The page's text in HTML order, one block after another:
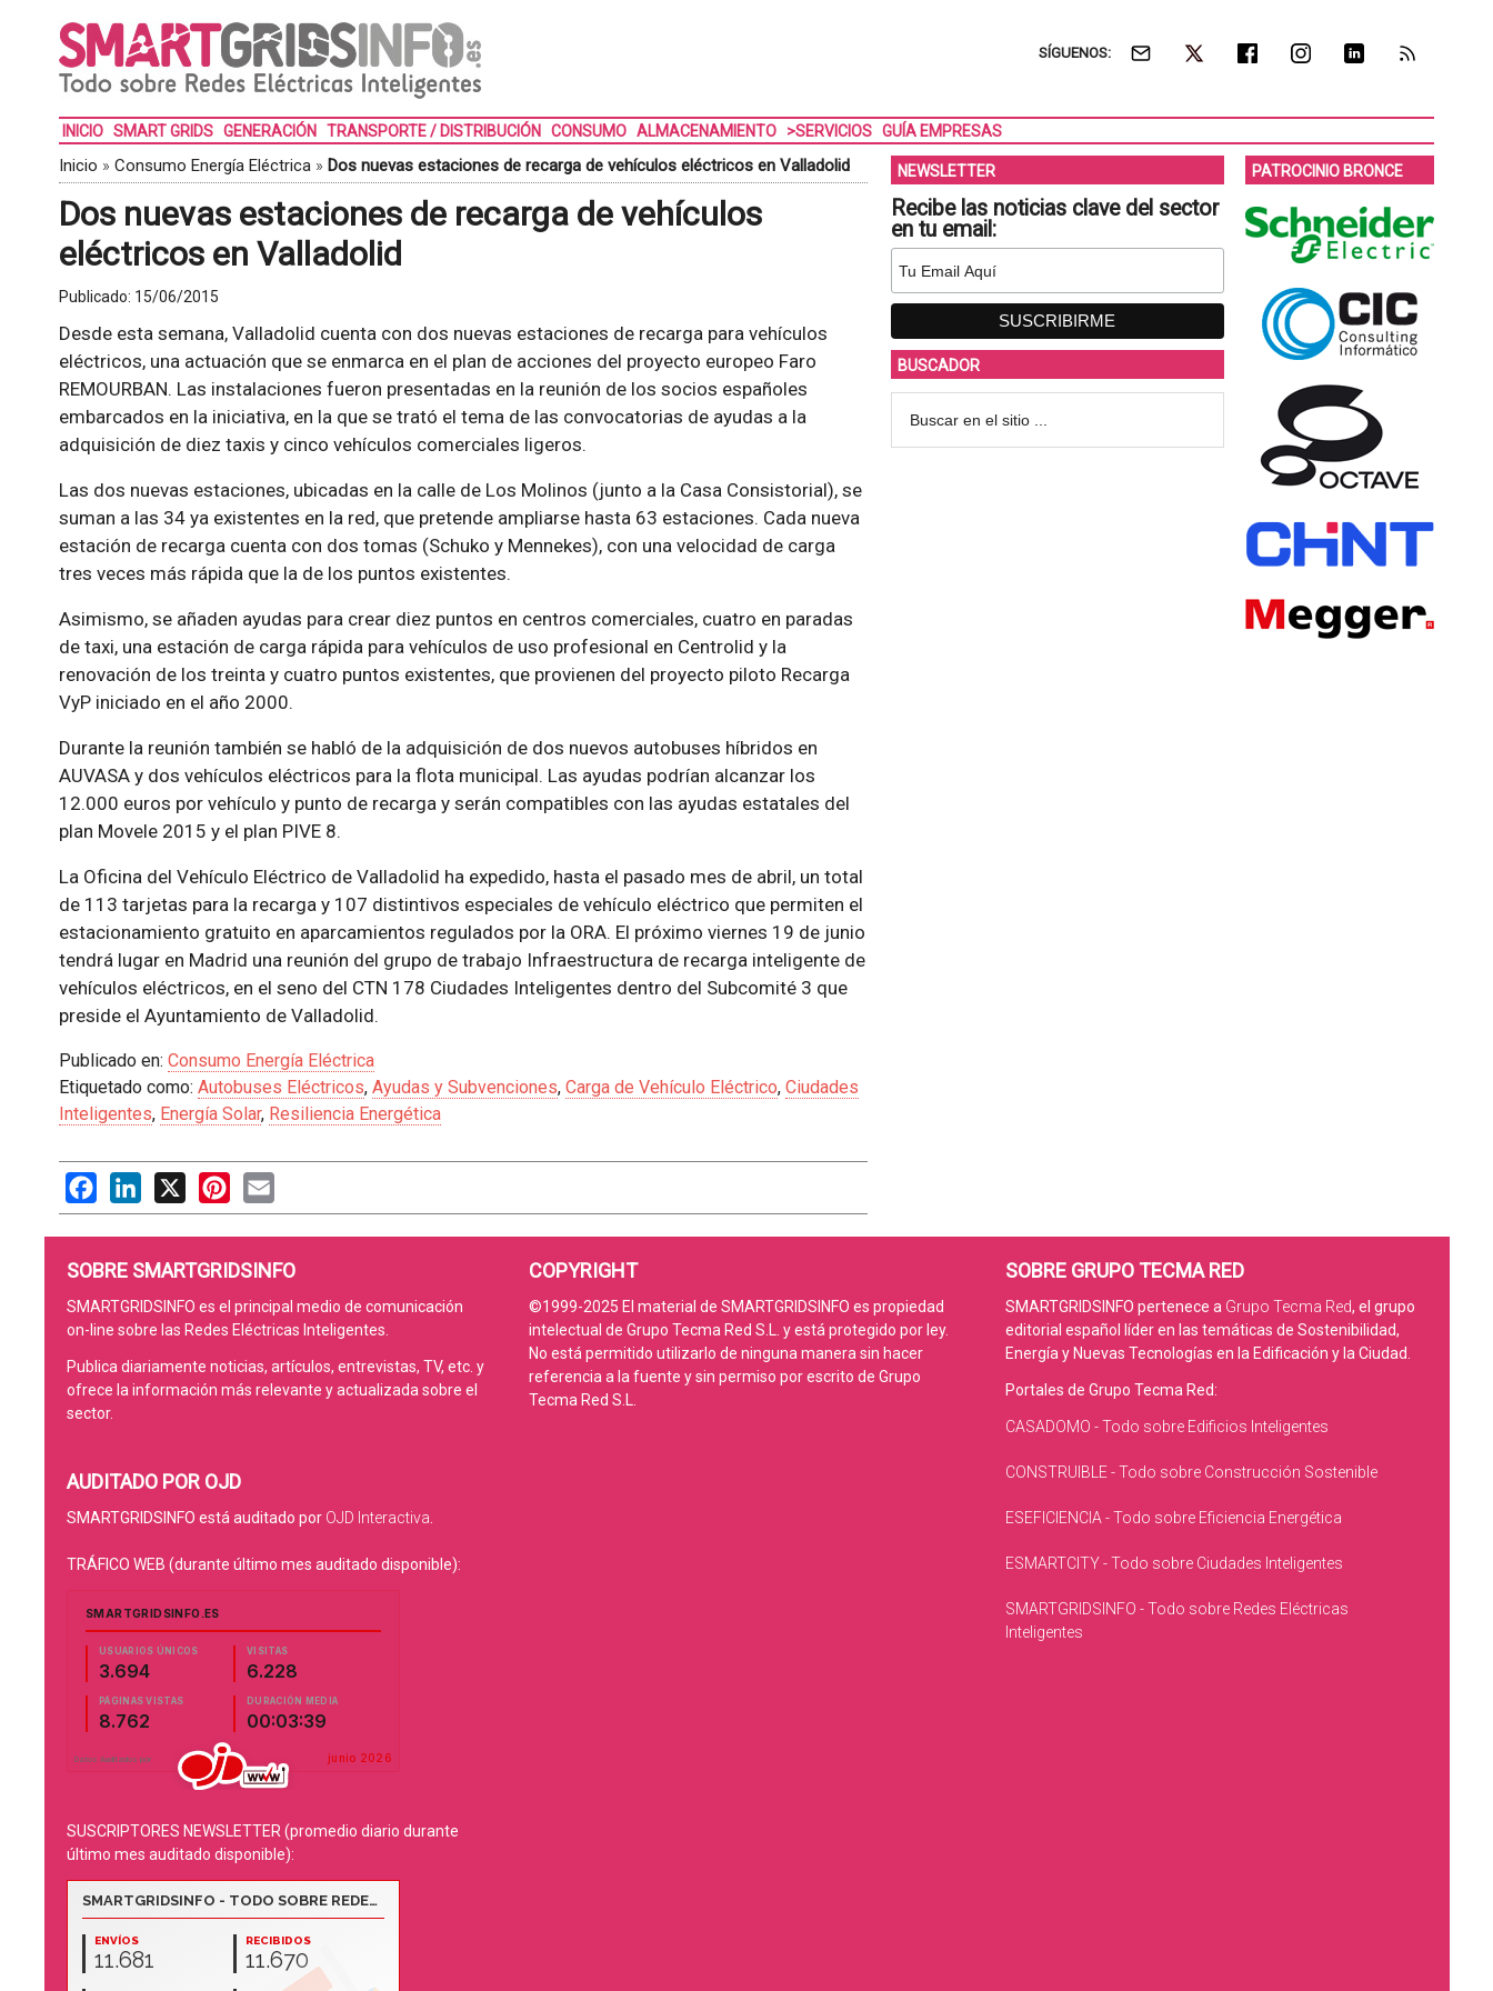
SÍGUENOS:
INICIO SMART GRIDS GENERACIÓN TRANSPORTE / DISTRIBUCIÓN CONSUMO ALMACENAMIENTO >SERVICIOS GUÍA EMPRESAS
Inicio » Consumo Energía Eléctrica» Dos nuevas estaciones de recarga de vehículos eléctricos en Valladolid
Dos nuevas estaciones de recarga de vehículos
eléctricos en Valladolid
Publicado: 15/06/2015
Desde esta semana, Valladolid cuenta con dos nuevas estaciones de recarga para vehículos
eléctricos, una actuación que se enmarca en el plan de acciones del proyecto europeo Faro
REMOURBAN. Las instalaciones fueron presentadas en la reunión de los socios españoles
embarcados en la iniciativa, en la que se trató el tema de las convocatorias de ayudas a la
adquisición de diez taxis y cinco vehículos comerciales ligeros.
Las dos nuevas estaciones, ubicadas en la calle de Los Molinos (junto a la Casa Consistorial), se
suman a las 34 ya existentes en la red, que pretende ampliarse hasta 63 estaciones. Cada nueva
estación de recarga cuenta con dos tomas (Schuko y Mennekes), con una velocidad de carga
tres veces más rápida que la de los puntos existentes.
Asimismo, se añaden ayudas para crear diez puntos en centros comerciales, cuatro en paradas
de taxi, una estación de carga rápida para vehículos de uso profesional en Centrolid y la
renovación de los treinta y cuatro puntos existentes, que provienen del proyecto piloto Recarga
VyP iniciado en el año 2000.
Durante la reunión también se habló de la adquisición de dos nuevos autobuses híbridos en
AUVASA y dos vehículos eléctricos para la flota municipal. Las ayudas podrían alcanzar los
12.000 euros por vehículo y punto de recarga y serán compatibles con las ayudas estatales del
plan Movele 2015 y el plan PIVE 8.
La Oficina del Vehículo Eléctrico de Valladolid ha expedido, hasta el pasado mes de abril, un total
de 113 tarjetas para la recarga y 107 distintivos especiales de vehículo eléctrico que permiten el
estacionamiento gratuito en aparcamientos regulados por la ORA. El próximo viernes 19 de junio
tendrá lugar en Madrid una reunión del grupo de trabajo Infraestructura de recarga inteligente de
vehículos eléctricos, en el seno del CTN 178 Ciudades Inteligentes dentro del Subcomité 3 que
preside el Ayuntamiento de Valladolid.
Publicado en: Consumo Energía Eléctrica
Etiquetado como: Autobuses Eléctricos, Ayudas y Subvenciones, Carga de Vehículo Eléctrico, Ciudades
Inteligentes, Energía Solar, Resiliencia Energética
FacebookLinkedIn
X PinterestEmail
NEWSLETTER
Recibe las noticias clave del sector
en tu email:
BUSCADOR
PATROCINIO BRONCE
SOBRE SMARTGRIDSINFO
SMARTGRIDSINFO es el principal medio de comunicación
on-line sobre las Redes Eléctricas Inteligentes.
Publica diariamente noticias, artículos, entrevistas, TV, etc. y
ofrece la información más relevante y actualizada sobre el
sector.
AUDITADO POR OJD
SMARTGRIDSINFO está auditado por OJD Interactiva
TRÁFICO WEB (durante último mes auditado disponible):
SUSCRIPTORES NEWSLETTER (promedio diario durante
último mes auditado disponible):
COPYRIGHT
©1999-2025 El material de SMARTGRIDSINFO es propiedad
intelectual de Grupo Tecma Red S.L. y está protegido por ley.
No está permitido utilizarlo de ninguna manera sin hacer
referencia a la fuente y sin permiso por escrito de Grupo
Tecma Red S.L.
SOBRE GRUPO TECMA RED
SMARTGRIDSINFO pertenece a Grupo Tecma Red, el grupo
editorial español líder en las temáticas de Sostenibilidad,
Energía y Nuevas Tecnologías en la Edificación y la Ciudad.
Portales de Grupo Tecma Red:
CASADOMO - Todo sobre Edificios Inteligentes
CONSTRUIBLE - Todo sobre Construcción Sostenible
ESEFICIENCIA - Todo sobre Eficiencia Energética
ESMARTCITY - Todo sobre Ciudades Inteligentes
SMARTGRIDSINFO - Todo sobre Redes Eléctricas
Inteligentes